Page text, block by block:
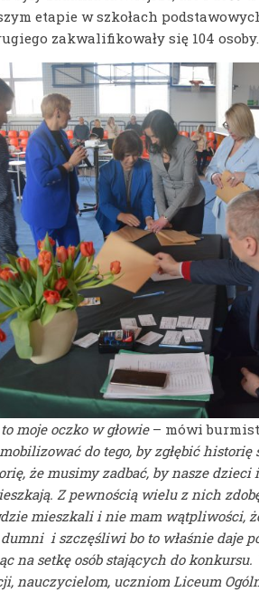
etapie w szkołach
zakwalifikowały się 104 osoby.
moje oczko w głowie– mówi
do tego, by zgłębić historię
że musimy zadbać, by nasze dzieci
Z pewnością wielu z nich
mieszkali i nie mam wątpliwości,
dumni i szczęśliwi bo to właśnie daje
na setkę osób stających do konkursu.
nauczycielom, uczniom Liceum